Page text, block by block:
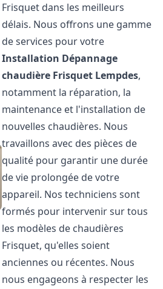
Frisquet dans les meilleurs
délais. Nous offrons une gamme
de services pour votre
Installation Dépannage
chaudière Frisquet Lempdes,
notamment la réparation, la
maintenance et l'installation de
nouvelles chaudières. Nous
travaillons avec des pièces de
qualité pour garantir une durée
de vie prolongée de votre
appareil. Nos techniciens sont
formés pour intervenir sur tous
les modèles de chaudières
Frisquet, qu'elles soient
anciennes ou récentes. Nous
nous engageons à respecter les